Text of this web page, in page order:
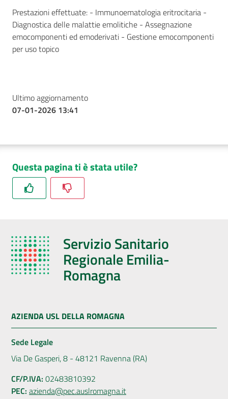
Prestazioni effettuate: - Immunoematologia eritrocitaria -
Diagnostica delle malattie emolitiche - Assegnazione
emocomponenti ed emoderivati - Gestione emocomponenti
per uso topico
Ultimo aggiornamento
07-01-2026 13:41
Questa pagina ti è stata utile?
Servizio Sanitario
Regionale Emilia-
Romagna
AZIENDA USL DELLA ROMAGNA
Sede Legale
Via De Gasperi, 8 - 48121 Ravenna (RA)
CF/P.IVA: 02483810392
PEC: azienda@pec.auslromagna.it